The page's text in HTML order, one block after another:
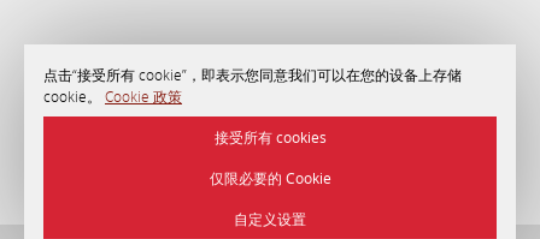
点击“接受所有 cookie”，即表示您同意我们可以在您的设备上存储
cookie。 Cookie 政策
接受所有 cookies
仅限必要的 Cookie
自定义设置